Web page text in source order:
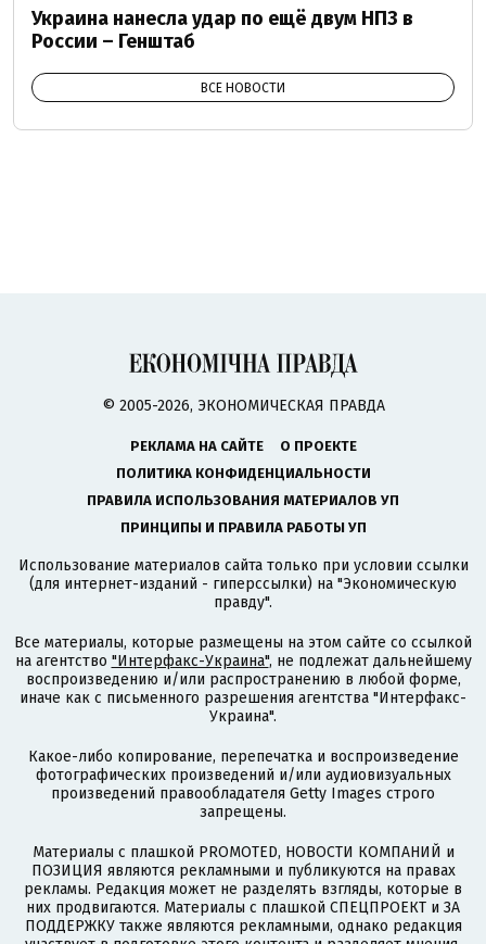
Украина нанесла удар по ещё двум НПЗ в
России – Генштаб
ВСЕ НОВОСТИ
© 2005-2026, ЭКОНОМИЧЕСКАЯ ПРАВДА
РЕКЛАМА НА САЙТЕ
О ПРОЕКТЕ
ПОЛИТИКА КОНФИДЕНЦИАЛЬНОСТИ
ПРАВИЛА ИСПОЛЬЗОВАНИЯ МАТЕРИАЛОВ УП
ПРИНЦИПЫ И ПРАВИЛА РАБОТЫ УП
Использование материалов сайта только при условии ссылки
(для интернет-изданий - гиперссылки) на "Экономическую
правду".
Все материалы, которые размещены на этом сайте со ссылкой
на агентство "Интерфакс-Украина", не подлежат дальнейшему
воспроизведению и/или распространению в любой форме,
иначе как с письменного разрешения агентства "Интерфакс-
Украина".
Какое-либо копирование, перепечатка и воспроизведение
фотографических произведений и/или аудиовизуальных
произведений правообладателя Getty Images строго
запрещены.
Материалы с плашкой PROMOTED, НОВОСТИ КОМПАНИЙ и
ПОЗИЦИЯ являются рекламными и публикуются на правах
рекламы. Редакция может не разделять взгляды, которые в
них продвигаются. Материалы с плашкой СПЕЦПРОЕКТ и ЗА
ПОДДЕРЖКУ также являются рекламными, однако редакция